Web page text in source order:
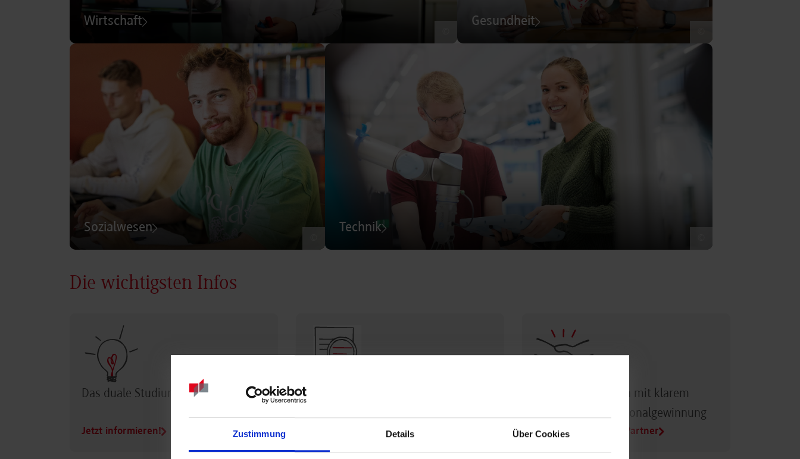
Zustimmung Details Über Cookies
Wirtschaft Gesundheit
Sozialwesen Technik
Die wichtigsten Infos
Das duale Studium im Überblick
Jetzt informieren! Profil der DHBW Stuttgart
Dualer Partner sein mit klarem
Vorteil bei der Personalgewinnung
Alle Infos für Duale Partner